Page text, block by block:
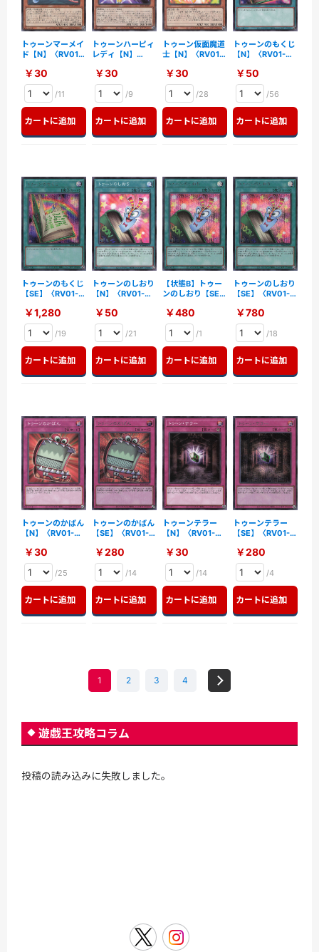
トゥーンマーメイ
ド【N】〈RV01-
￥30
/11
カートに追加
トゥーンハーピィ
レディ【N】
￥30
/9
カートに追加
トゥーン仮面魔道
士【N】〈RV01-
￥30
/28
カートに追加
トゥーンのもくじ
【N】〈RV01-
￥50
/56
カートに追加
トゥーンのもくじ
【SE】〈RV01-
￥1,280
/19
カートに追加
トゥーンのしおり
【N】〈RV01-
￥50
/21
カートに追加
【状態B】トゥー
ンのしおり【SE】
￥480
/1
カートに追加
トゥーンのしおり
【SE】〈RV01-
￥780
/18
カートに追加
トゥーンのかばん
【N】〈RV01-
￥30
/25
カートに追加
トゥーンのかばん
【SE】〈RV01-
￥280
/14
カートに追加
トゥーンテラー
【N】〈RV01-
￥30
/14
カートに追加
トゥーンテラー
【SE】〈RV01-
￥280
/4
カートに追加
1 2 3 4
遊戯王攻略コラム
投稿の読み込みに失敗しました。